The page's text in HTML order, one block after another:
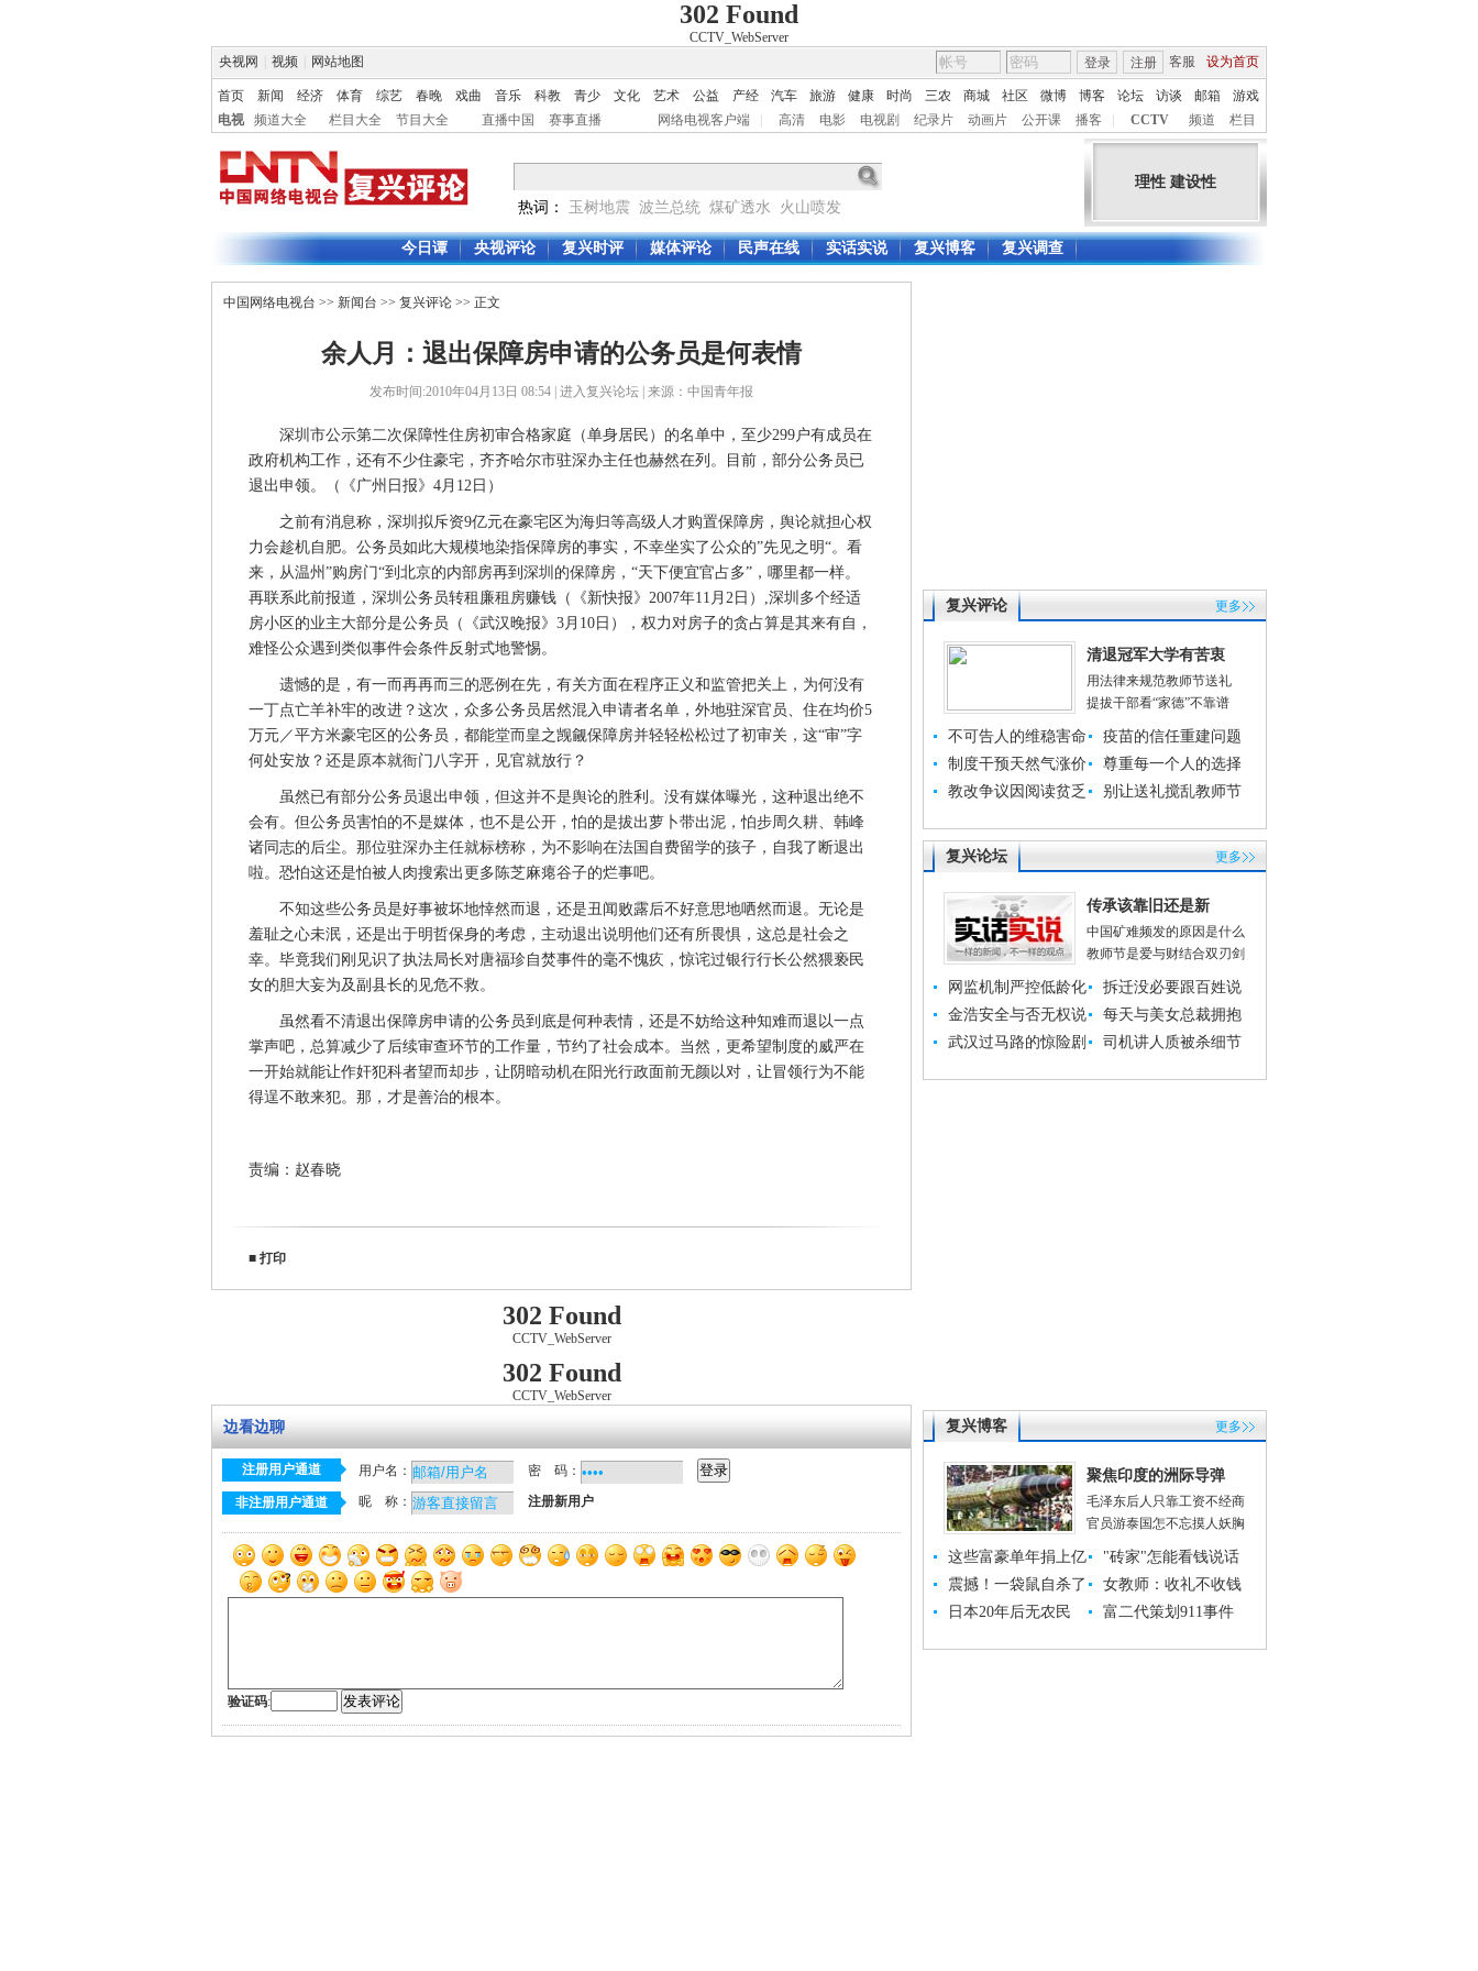
302 Found
CCTV_WebServer
央视网
视频 网站地图 客服 设为首页
登录 注册
首页 新闻 经济 体育 综艺 春晚 戏曲 音乐 科教 青少 文化 艺术 公益 产经 汽车 旅游 健康 时尚 三农 商城 社区 微博 博客 论坛 访谈 邮箱
游戏
电视
频道大全 栏目大全 节目大全 直播中国 赛事直播 网络电视客户端 高清 电影 电视剧 纪录片 动画片 公开课 播客 CCTV 频道 栏目
热词： 玉树地震 波兰总统 煤矿透水 火山喷发
理性 建设性
今日谭 央视评论 复兴时评 媒体评论 民声在线 实话实说 复兴博客 复兴调查
中国网络电视台 >> 新闻台 >> 复兴评论 >> 正文
余人月：退出保障房申请的公务员是何表情
发布时间:2010年04月13日 08:54 | 进入复兴论坛 | 来源：中国青年报
深圳市公示第二次保障性住房初审合格家庭（单身居民）的名单中，至少299户有成员在
政府机构工作，还有不少住豪宅，齐齐哈尔市驻深办主任也赫然在列。目前，部分公务员已
退出申领。（《广州日报》4月12日）
之前有消息称，深圳拟斥资9亿元在豪宅区为海归等高级人才购置保障房，舆论就担心权
力会趁机自肥。公务员如此大规模地染指保障房的事实，不幸坐实了公众的”先见之明“。看
来，从温州”购房门“到北京的内部房再到深圳的保障房，“天下便宜官占多”，哪里都一样。
再联系此前报道，深圳公务员转租廉租房赚钱（《新快报》2007年11月2日）,深圳多个经适
房小区的业主大部分是公务员（《武汉晚报》3月10日），权力对房子的贪占算是其来有自，
难怪公众遇到类似事件会条件反射式地警惕。
遗憾的是，有一而再再而三的恶例在先，有关方面在程序正义和监管把关上，为何没有
一丁点亡羊补牢的改进？这次，众多公务员居然混入申请者名单，外地驻深官员、住在均价5
万元／平方米豪宅区的公务员，都能堂而皇之觊觎保障房并轻轻松松过了初审关，这“审”字
何处安放？还是原本就衙门八字开，见官就放行？
虽然已有部分公务员退出申领，但这并不是舆论的胜利。没有媒体曝光，这种退出绝不
会有。但公务员害怕的不是媒体，也不是公开，怕的是拔出萝卜带出泥，怕步周久耕、韩峰
诸同志的后尘。那位驻深办主任就标榜称，为不影响在法国自费留学的孩子，自我了断退出
啦。恐怕这还是怕被人肉搜索出更多陈芝麻瘪谷子的烂事吧。
不知这些公务员是好事被坏地悻然而退，还是丑闻败露后不好意思地哂然而退。无论是
羞耻之心未泯，还是出于明哲保身的考虑，主动退出说明他们还有所畏惧，这总是社会之
幸。毕竟我们刚见识了执法局长对唐福珍自焚事件的毫不愧疚，惊诧过银行行长公然猥亵民
女的胆大妄为及副县长的见危不救。
虽然看不清退出保障房申请的公务员到底是何种表情，还是不妨给这种知难而退以一点
掌声吧，总算减少了后续审查环节的工作量，节约了社会成本。当然，更希望制度的威严在
一开始就能让作奸犯科者望而却步，让阴暗动机在阳光行政面前无颜以对，让冒领行为不能
得逞不敢来犯。那，才是善治的根本。
责编：赵春晓
■ 打印
302 Found
CCTV_WebServer
302 Found
CCTV_WebServer
边看边聊
注册用户通道 用户名： 密 码：
非注册用户通道 昵 称： 注册新用户
验证码:
复兴评论 更多
清退冠军大学有苦衷
用法律来规范教师节送礼
提拔干部看“家德”不靠谱
不可告人的维稳害命
疫苗的信任重建问题
制度干预天然气涨价
尊重每一个人的选择
教改争议因阅读贫乏
别让送礼搅乱教师节
复兴论坛 更多
传承该靠旧还是新
中国矿难频发的原因是什么
教师节是爱与财结合双刃剑
网监机制严控低龄化
拆迁没必要跟百姓说
金浩安全与否无权说
每天与美女总裁拥抱
武汉过马路的惊险剧
司机讲人质被杀细节
复兴博客 更多
聚焦印度的洲际导弹
毛泽东后人只靠工资不经商
官员游泰国怎不忘摸人妖胸
这些富豪单年捐上亿
"砖家"怎能看钱说话
震撼！一袋鼠自杀了
女教师：收礼不收钱
日本20年后无农民
富二代策划911事件